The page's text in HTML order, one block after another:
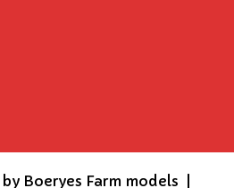
Boeryes Farm models |